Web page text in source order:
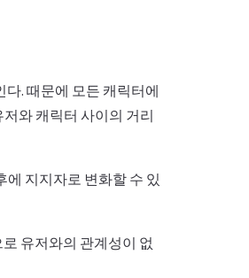
. 때문에 모든 캐릭터에
와 캐릭터 사이의 거리
지지자로 변화할 수 있
유저와의 관계성이 없